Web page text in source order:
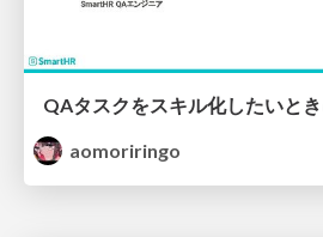
QAタスクをスキル化したいと
aomoriringo